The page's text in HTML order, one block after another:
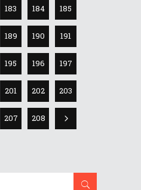
183 184 185
189 190 191
195 196 197
201 202 203
207 208